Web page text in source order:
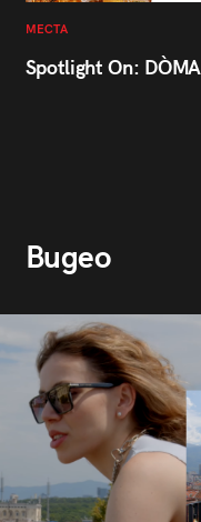
МЕСТА
Spotlight On: DÒMA
Видео